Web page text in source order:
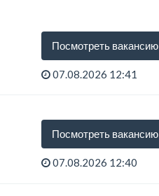
Посмотреть вакансию
07.08.2026 12:41
Посмотреть вакансию
07.08.2026 12:40